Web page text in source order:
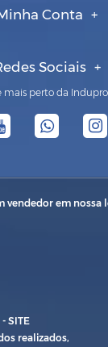
Conta
Sociais
mais perto da
vendedor em nossa
SITE
realizados,